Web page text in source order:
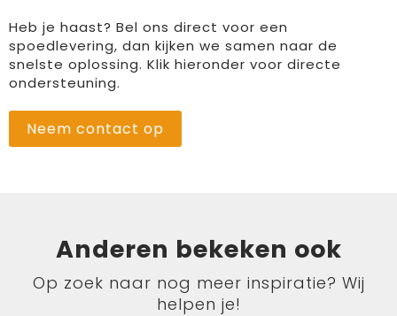
Heb je haast? Bel ons direct voor een
spoedlevering, dan kijken we samen naar de
snelste oplossing. Klik hieronder voor directe
ondersteuning.
Neem contact op
Anderen bekeken ook
Op zoek naar nog meer inspiratie? Wij
helpen je!